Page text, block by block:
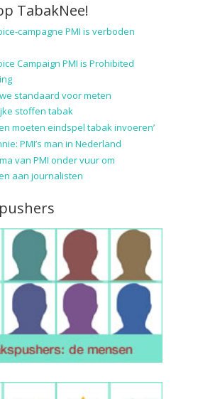
TabakNee!
campagne PMI is verboden
Campaign PMI is Prohibited
standaard voor meten
stoffen tabak
moeten eindspel tabak invoeren’
PMI’s man in Nederland
van PMI onder vuur om
aan journalisten